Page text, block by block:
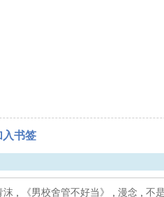
入书签
沫 《男校舍管不好当》 漫念 不